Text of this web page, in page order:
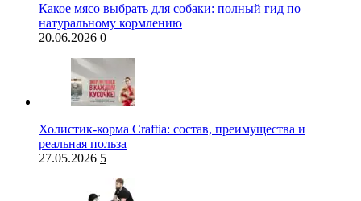
Какое мясо выбрать для собаки: полный гид по
натуральному кормлению
20.06.2026 0
Холистик-корма Craftia: состав, преимущества и
реальная польза
27.05.2026 5